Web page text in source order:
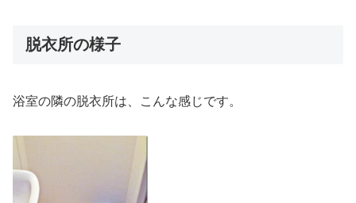
脱衣所の様子
浴室の隣の脱衣所は、こんな感じです。